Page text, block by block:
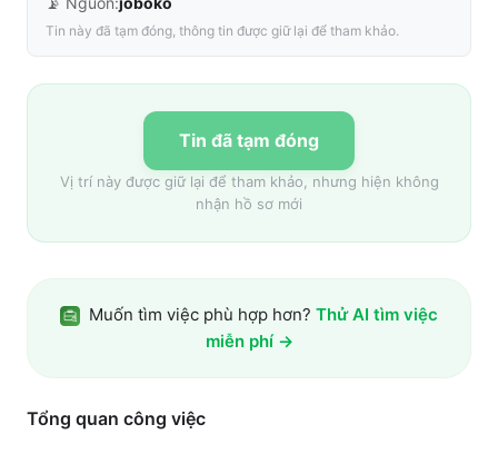
Tin này đã tạm đóng, thông tin được giữ lại để tham khảo.
Tin đã tạm đóng
Vị trí này được giữ lại để tham khảo, nhưng hiện không
nhận hồ sơ mới
Muốn tìm việc phù hợp hơn? Thử AI tìm việc
miễn phí →
Tổng quan công việc